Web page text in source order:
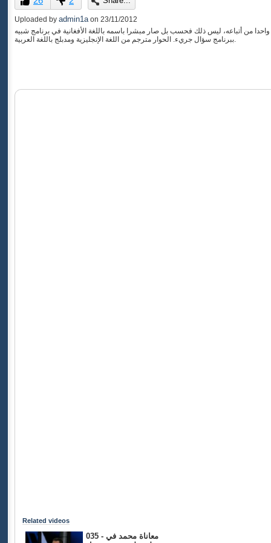
of
0
seconds
Uploaded by admin1a on 23/11/2012
من أتباعه، ليس ذلك فحسب بل صار مبشرا باسمه باللغة الأفغانية في برنامج شبيه
ببرنامج سؤال جريء. الحوار مترجم من اللغة الإنجليزية ومدبلج باللغة العربية.
Related videos
035 - معاناة محمد في